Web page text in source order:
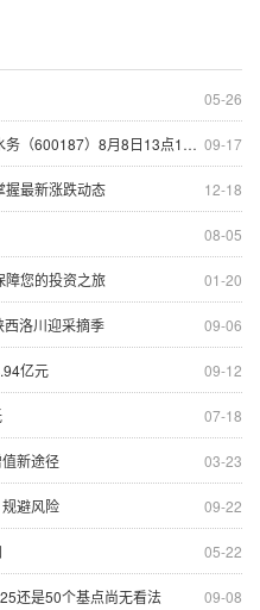
05-26
09-17
）8月8日13点19分触及涨停板
12-18
握最新涨跌动态
08-05
01-20
障您的投资之旅
09-06
西洛川迎采摘季
09-12
亿元
07-18
03-23
新途径
09-22
避风险
05-22
09-08
还是50个基点尚无看法